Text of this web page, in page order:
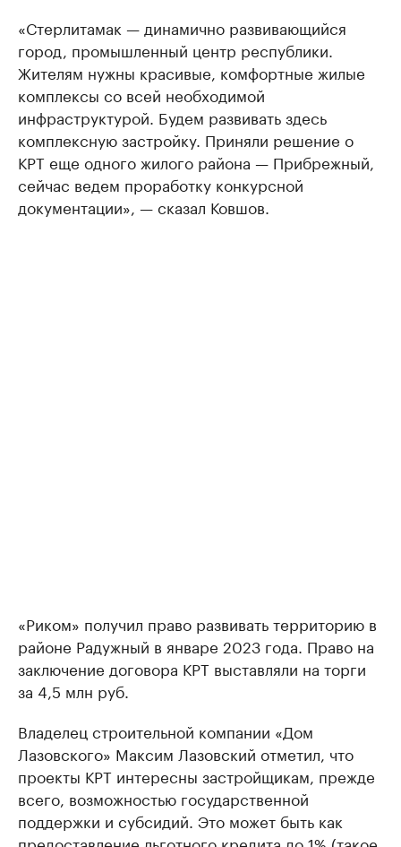
«Стерлитамак — динамично развивающийся
город, промышленный центр республики.
Жителям нужны красивые, комфортные жилые
комплексы со всей необходимой
инфраструктурой. Будем развивать здесь
комплексную застройку. Приняли решение о
КРТ еще одного жилого района — Прибрежный,
сейчас ведем проработку конкурсной
документации», — сказал Ковшов.
«Риком» получил право развивать территорию в
районе Радужный в январе 2023 года. Право на
заключение договора КРТ выставляли на торги
за 4,5 млн руб.
Владелец строительной компании «Дом
Лазовского» Максим Лазовский отметил, что
проекты КРТ интересны застройщикам, прежде
всего, возможностью государственной
поддержки и субсидий. Это может быть как